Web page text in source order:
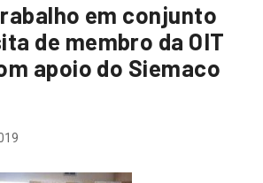
em conjunto
de membro da OIT
apoio do Siemaco